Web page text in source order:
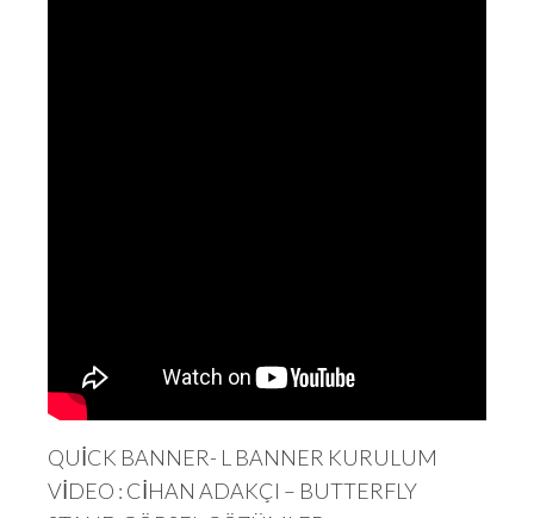
QUİCK BANNER- L BANNER KURULUM
VİDEO : CİHAN ADAKÇI – BUTTERFLY